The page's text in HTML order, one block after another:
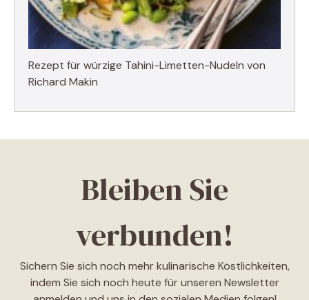
Rezept für würzige Tahini-Limetten-Nudeln von
Richard Makin
Bleiben Sie
verbunden!
Sichern Sie sich noch mehr kulinarische Köstlichkeiten,
indem Sie sich noch heute für unseren Newsletter